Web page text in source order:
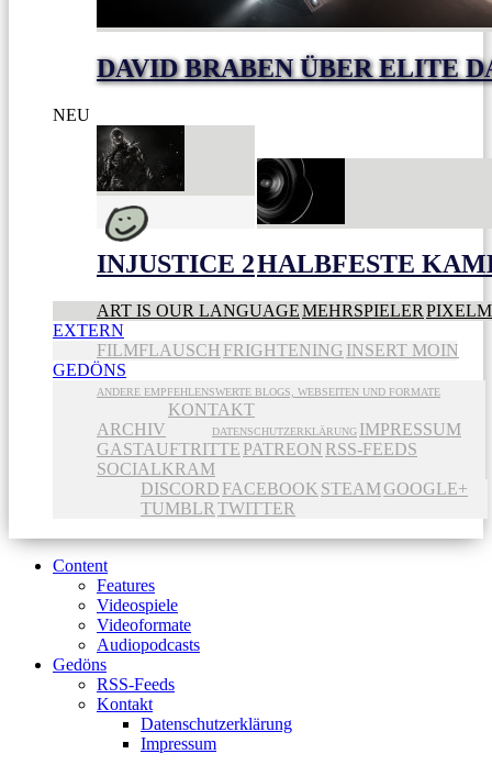
DAVID BRABEN ÜBER ELITE
NEU
INJUSTICE 2HALBFESTE
ART IS OUR LANGUAGEMEHRSPIELER
EXTERN
FILMFLAUSCH FRIGHTENING INSERT MOIN
GEDÖNS
ANDERE EMPFEHLENSWERTE BLOGS, WEBSEITEN UND FORMATE
ARCHIV
KONTAKT
DATENSCHUTZERKLÄRUNG IMPRESSUM
GASTAUFTRITTE PATREON RSS-FEEDS
SOCIALKRAM
DISCORD FACEBOOK STEAMGOOGLE+
TUMBLR TWITTER
Content
Features
Videospiele
Videoformate
Audiopodcasts
Gedöns
RSS-Feeds
Kontakt
Datenschutzerklärung
Impressum